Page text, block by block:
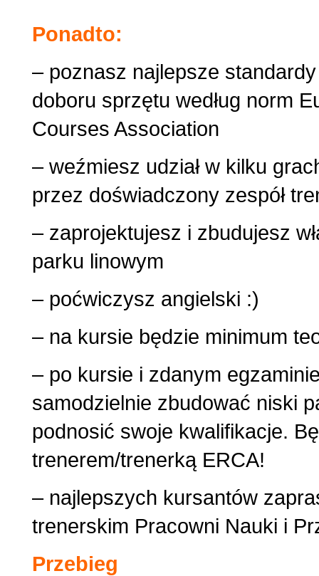
Ponadto:
– poznasz najlepsze
doboru sprzętu według norm
Courses Association
– weźmiesz udział w kilku
przez doświadczony zespół
– zaprojektujesz i zbudujesz
parku linowym
– poćwiczysz angielski :)
– na kursie będzie minimum
– po kursie i zdanym
samodzielnie zbudować niski
podnosić swoje kwalifikacje.
trenerem/trenerką ERCA!
– najlepszych kursantów
trenerskim Pracowni Nauki i
Przebieg